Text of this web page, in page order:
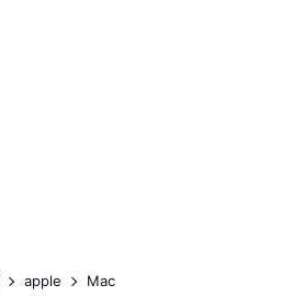
apple Mac